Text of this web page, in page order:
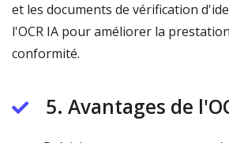
et les documents de vérification
l'OCR IA pour améliorer la
conformité.
5. Avantages de